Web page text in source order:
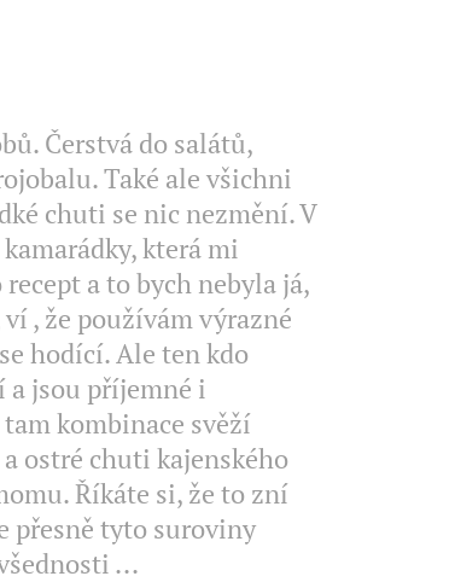
Čerstvá do salátů,
Také ale všichni
chuti se nic nezmění. V
která mi
a to bych nebyla já,
, že používám výrazné
hodící. Ale ten kdo
a jsou příjemné i
kombinace svěží
ostré chuti kajenského
Říkáte si, že to zní
přesně tyto suroviny
...